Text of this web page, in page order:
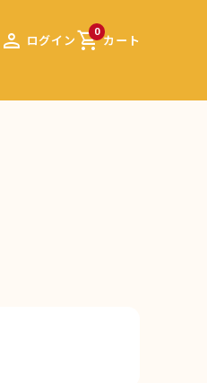
person ログイン 0
shopping_cartカート